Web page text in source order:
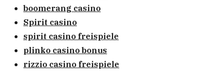
boomerang casino
Spirit casino
spirit casino freispiele
plinko casino bonus
rizzio casino freispiele